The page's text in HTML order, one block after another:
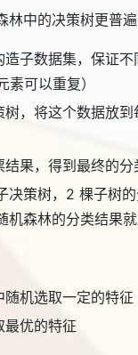
林中的决策树更普
子数据集，保证
可以重复）
，将这个数据放
果，得到最终的
决策树，2 棵子树
森林的分类结果就
机选取一定的特征
最优的特征